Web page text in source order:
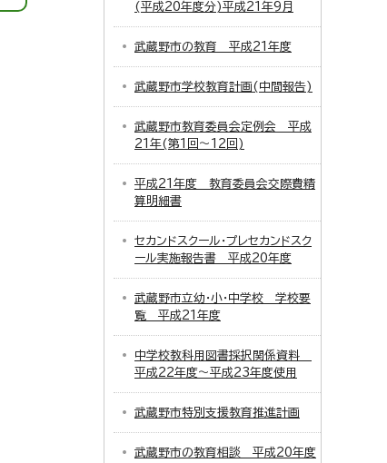
(平成20年度分)平成21年9月
武蔵野市の教育 平成21年度
武蔵野市学校教育計画(中間報告)
武蔵野市教育委員会定例会 平成
21年(第1回～12回)
平成21年度 教育委員会交際費精
算明細書
セカンドスクール・プレセカンドスク
ール実施報告書 平成20年度
武蔵野市立幼・小・中学校 学校要
覧 平成21年度
中学校教科用図書採択関係資料
平成22年度～平成23年度使用
武蔵野市特別支援教育推進計画
武蔵野市の教育相談 平成20年度